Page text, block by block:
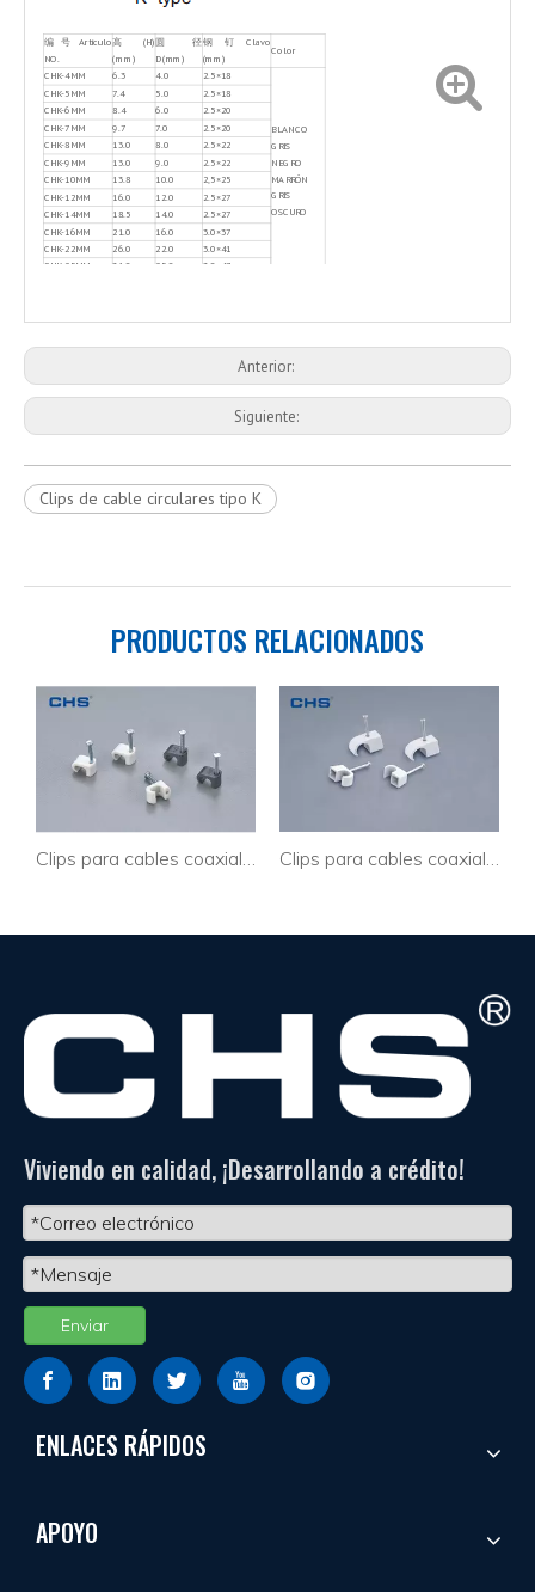
编 号 Artículo
NO.
高(H)
(mm)
圆 径
D(mm)
钢 钉 Clavo
(mm)
Color
CHK-4MM
6.3 4.0 2.5×18
BLANCO
GRIS
NEGRO
MARRÓN
GRIS
OSCURO
CHK-5MM 7.4 5.0
2.5×18
CHK-6MM
8.4 6.0
2.5×20
CHK-7MM
9.7 7.0
2.5×20
CHK-8MM
13.0 8.0 2.5×22
CHK-9MM 13.0 9.0 2.5×22
CHK-10MM 13.8 10.0
2,5×25
CHK-12MM
16.0 12.0
2.5×27
CHK-14MM
18.5 14.0
2.5×27
CHK-16MM
21.0 16.0
3.0×37
CHK-22MM
26.0 22.0
3.0×41
CHK-25MM
31.0 25.0 3.0×47
Anterior:
Siguiente:
Clips de cable circulares tipo K
PRODUCTOS RELACIONADOS
Viviendo en calidad, ¡Desarrollando a crédito!
Enviar
ENLACES RÁPIDOS
APOYO